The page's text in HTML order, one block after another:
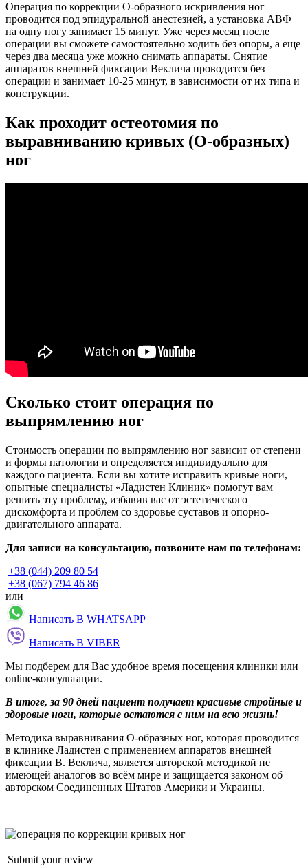
Операция по коррекции О-образного искривления ног
проводится под эпидуральной анестезией, а установка АВФ
на одну ногу занимает 15 минут. Уже через месяц после
операции вы сможете самостоятельно ходить без опоры, а еще
через два месяца уже можно снимать аппараты. Снятие
аппаратов внешней фиксации Веклича проводится без
операции и занимает 10-25 минут, в зависимости от их типа и
конструкции.
Как проходит остеотомия по
выравниванию кривых (О-образных)
ног
Сколько стоит операция по
выпрямлению ног
Стоимость операции по выпрямлению ног зависит от степени
и формы патологии и определяется индивидуально для
каждого пациента. Если вы хотите исправить кривые ноги,
опытные специалисты «Ладистен Клиник» помогут вам
решить эту проблему, избавив вас от эстетического
дискомфорта и проблем со здоровье суставов и опорно-
двигательного аппарата.
Для записи на консультацию, позвоните нам по телефонам:
+38 (044) 209 80 54
+38 (067) 794 46 86
или
Написать В WHATSAPP
Написать В VIBER
Мы подберем для Вас удобное время посещения клиники или
online-консультации.
В итоге, за 90 дней пациент получает красивые стройные и
здоровые ноги, которые остаются с ним на всю жизнь!
Методика выравнивания О-образных ног, которая проводится
в клинике Ладистен с применением аппаратов внешней
фиксации В. Веклича, является авторской методикой не
имеющей аналогов во всём мире и защищается законом об
авторском Соединенных Штатов Америки и Украины.
Submit your review